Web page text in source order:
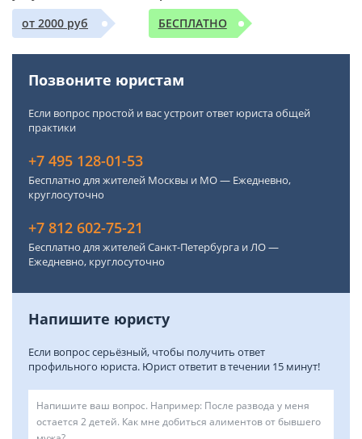
от 2000 руб БЕСПЛАТНО
Позвоните юристам
Если вопрос простой и вас устроит ответ юриста общей
практики
+7 495 128-01-53
Бесплатно для жителей Москвы и МО — Ежедневно,
круглосуточно
+7 812 602-75-21
Бесплатно для жителей Санкт-Петербурга и ЛО —
Ежедневно, круглосуточно
Напишите юристу
Если вопрос серьёзный, чтобы получить ответ
профильного юриста. Юрист ответит в течении 15 минут!